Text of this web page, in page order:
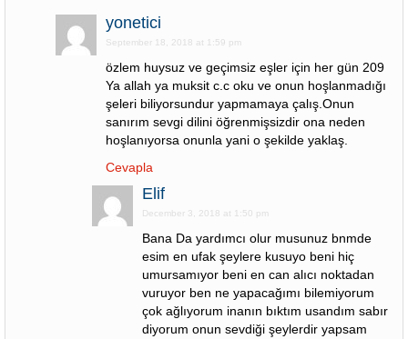
yonetici
September 18, 2018 at 1:59 pm
özlem huysuz ve geçimsiz eşler için her gün 209
Ya allah ya muksit c.c oku ve onun hoşlanmadığı
şeleri biliyorsundur yapmamaya çalış.Onun
sanırım sevgi dilini öğrenmişsizdir ona neden
hoşlanıyorsa onunla yani o şekilde yaklaş.
Cevapla
Elif
December 3, 2018 at 1:50 pm
Bana Da yardımcı olur musunuz bnmde
esim en ufak şeylere kusuyo beni hiç
umursamıyor beni en can alıcı noktadan
vuruyor ben ne yapacağımı bilemiyorum
çok ağlıyorum inanın bıktım usandım sabır
diyorum onun sevdiği şeylerdir yapsam